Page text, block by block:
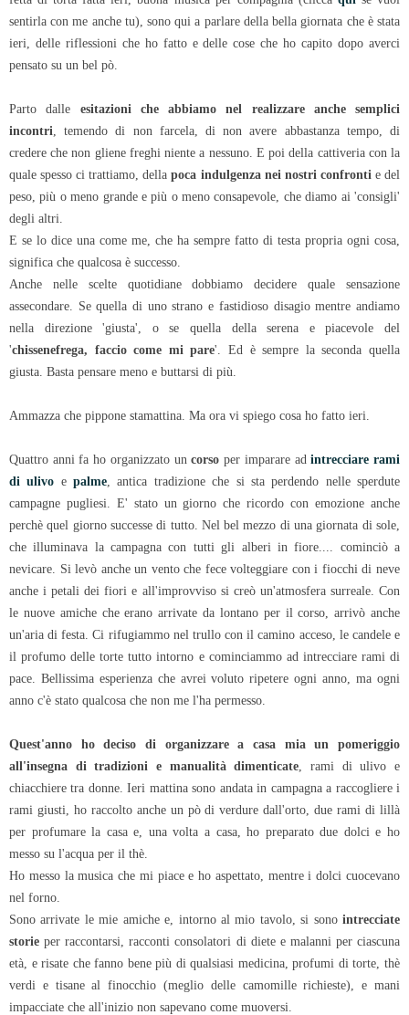
sentirla con me anche tu), sono qui a parlare della bella giornata che è stata
ieri, delle riflessioni che ho fatto e delle cose che ho capito dopo averci
pensato su un bel pò.
Parto dalle esitazioni che abbiamo nel realizzare anche semplici
incontri , temendo di non farcela, di non avere abbastanza tempo, di
credere che non gliene freghi niente a nessuno. E poi della cattiveria con la
quale spesso ci trattiamo, dellapoca indulgenza nei nostri confronti e del
peso, più o meno grande e più o meno consapevole, che diamo ai 'consigli'
degli altri.
E se lo dice una come me, che ha sempre fatto di testa propria ogni cosa,
significa che qualcosa è successo.
Anche nelle scelte quotidiane dobbiamo decidere quale sensazione
assecondare. Se quella di uno strano e fastidioso disagio mentre andiamo
nella direzione 'giusta', o se quella della serena e piacevole del
'chissenefrega, faccio come mi pare'. Ed è sempre la seconda quella
giusta. Basta pensare meno e buttarsi di più.
Ammazza che pippone stamattina. Ma ora vi spiego cosa ho fatto ieri.
Quattro anni fa ho organizzato uncorsoper imparare ad intrecciare rami
di ulivo e palme , antica tradizione che si sta perdendo nelle sperdute
campagne pugliesi. E' stato un giorno che ricordo con emozione anche
perchè quel giorno successe di tutto. Nel bel mezzo di una giornata di sole,
che illuminava la campagna con tutti gli alberi in fiore.... cominciò a
nevicare. Si levò anche un vento che fece volteggiare con i fiocchi di neve
anche i petali dei fiori e all'improvviso si creò un'atmosfera surreale. Con
le nuove amiche che erano arrivate da lontano per il corso, arrivò anche
un'aria di festa. Ci rifugiammo nel trullo con il camino acceso, le candele e
il profumo delle torte tutto intorno e cominciammo ad intrecciare rami di
pace. Bellissima esperienza che avrei voluto ripetere ogni anno, ma ogni
anno c'è stato qualcosa che non me l'ha permesso.
Quest'anno ho deciso di organizzare a casa mia un pomeriggio
all'insegna di tradizioni e manualità dimenticate , rami di ulivo e
chiacchiere tra donne. Ieri mattina sono andata in campagna a raccogliere i
rami giusti, ho raccolto anche un pò di verdure dall'orto, due rami di lillà
per profumare la casa e, una volta a casa, ho preparato due dolci e ho
messo su l'acqua per il thè.
Ho messo la musica che mi piace e ho aspettato, mentre i dolci cuocevano
nel forno.
Sono arrivate le mie amiche e, intorno al mio tavolo, si sono intrecciate
storie per raccontarsi, racconti consolatori di diete e malanni per ciascuna
età, e risate che fanno bene più di qualsiasi medicina, profumi di torte, thè
verdi e tisane al finocchio (meglio delle camomille richieste), e mani
impacciate che all'inizio non sapevano come muoversi.